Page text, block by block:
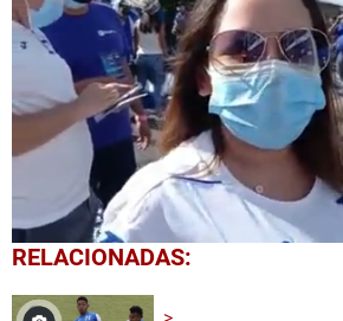
0
seconds
49
RELACIONADAS: